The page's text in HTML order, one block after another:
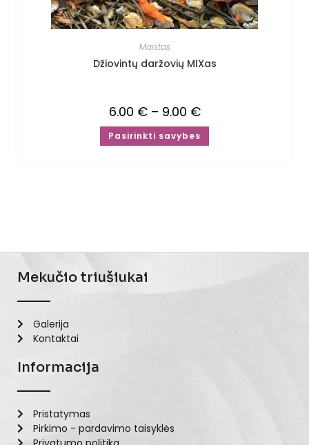
Maistas
Džiovintų daržovių MIXas
6.00 € – 9.00 €
Pasirinkti savybes
Mekučio triušiukai
Galerija
Kontaktai
Informacija
Pristatymas
Pirkimo - pardavimo taisyklės